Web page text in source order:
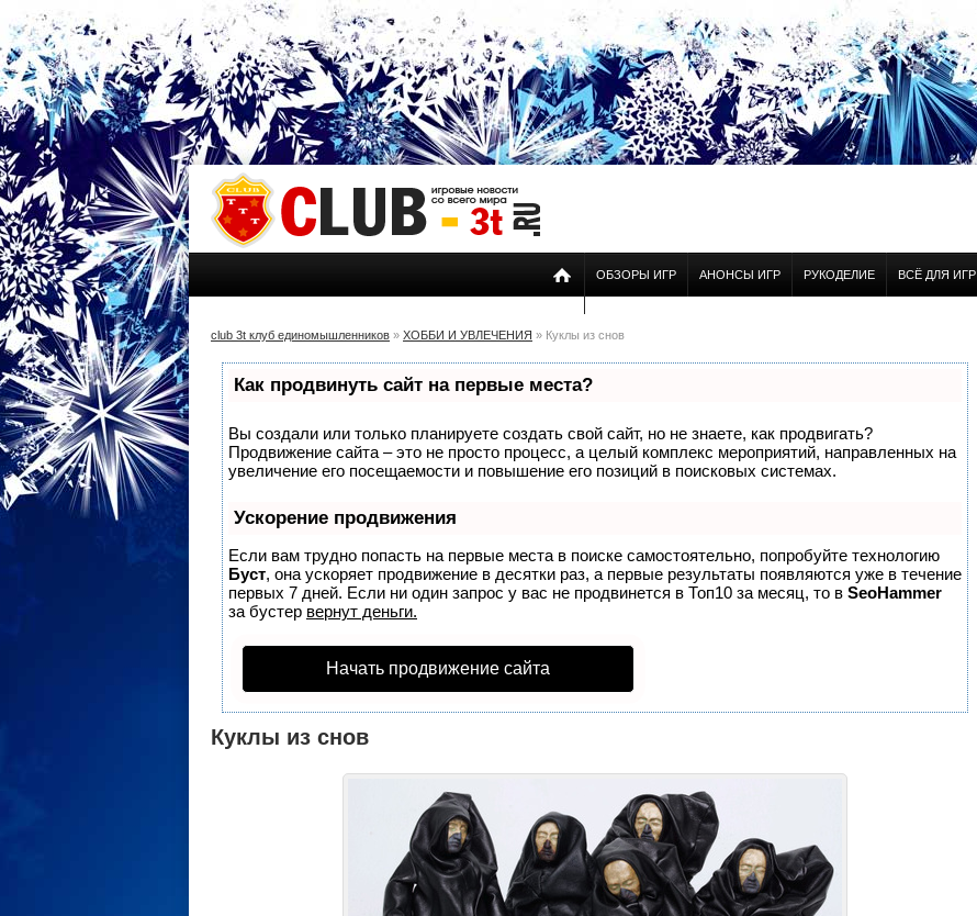
ОБЗОРЫ ИГР АНОНСЫ ИГР РУКОДЕЛИЕ ВСЁ ДЛЯ ИГР
club 3t клуб единомышленников » ХОББИ И УВЛЕЧЕНИЯ » Куклы из снов
Как продвинуть сайт на первые места?
Вы создали или только планируете создать свой сайт, но не знаете, как продвигать?
Продвижение сайта – это не просто процесс, а целый комплекс мероприятий, направленных на
увеличение его посещаемости и повышение его позиций в поисковых системах.
Ускорение продвижения
Если вам трудно попасть на первые места в поиске самостоятельно, попробуйте технологию
Буст, она ускоряет продвижение в десятки раз, а первые результаты появляются уже в течение
первых 7 дней. Если ни один запрос у вас не продвинется в Топ10 за месяц, то в SeoHammer
за бустер вернут деньги.
Начать продвижение сайта
Куклы из снов